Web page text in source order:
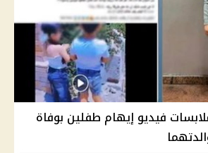
فيديو إيهام طفلين بوفاة